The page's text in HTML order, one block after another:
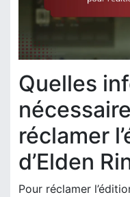
Quelles
réclamer
d’Elden
Pour réclamer